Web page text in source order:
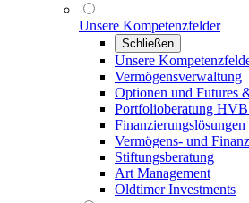
Unsere Kompetenzfelder
Schließen
Unsere
Vermögensverwaltung
Optionen und Futures
Portfolioberatung
Finanzierungslösungen
Vermögens- und
Stiftungsberatung
Art Management
Oldtimer Investments